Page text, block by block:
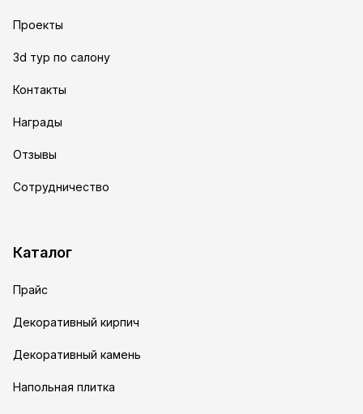
Проекты
3d тур по салону
Контакты
Награды
Отзывы
Сотрудничество
Каталог
Прайс
Декоративный кирпич
Декоративный камень
Напольная плитка